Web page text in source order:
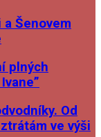
Šenovem
plných
Od
ve výši